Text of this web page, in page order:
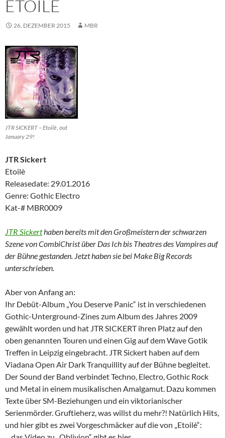
ETOILÈ
26. DEZEMBER 2015 MBR
JTR SICKERT – Etoilè, out
January 29!
JTR Sickert
Etoilè
Releasedate: 29.01.2016
Genre: Gothic Electro
Kat-# MBR0009
JTR Sickerthaben bereits mit den Großmeistern der schwarzen
Szene von CombiChrist über Das Ich bis Theatres des Vampires auf
der Bühne gestanden. Jetzt haben sie bei Make Big Records
unterschrieben.
Aber von Anfang an:
Ihr Debüt-Album „You Deserve Panic“ ist in verschiedenen
Gothic-Unterground-Zines zum Album des Jahres 2009
gewählt worden und hat JTR SICKERT ihren Platz auf den
oben genannten Touren und einen Gig auf dem Wave Gotik
Treffen in Leipzig eingebracht. JTR Sickert haben auf dem
Viadana Open Air Dark Tranquillity auf der Bühne begleitet.
Der Sound der Band verbindet Techno, Electro, Gothic Rock
und Metal in einem musikalischen Amalgamut. Dazu kommen
Texte über SM-Beziehungen und ein viktorianischer
Serienmörder. Gruftieherz, was willst du mehr?! Natürlich Hits,
und hier gibt es zwei Vorgeschmäcker auf die von „Etoilè“: